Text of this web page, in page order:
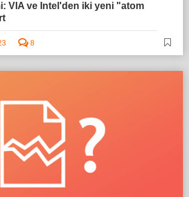
VIA ve Intel'den iki yeni "atom
8